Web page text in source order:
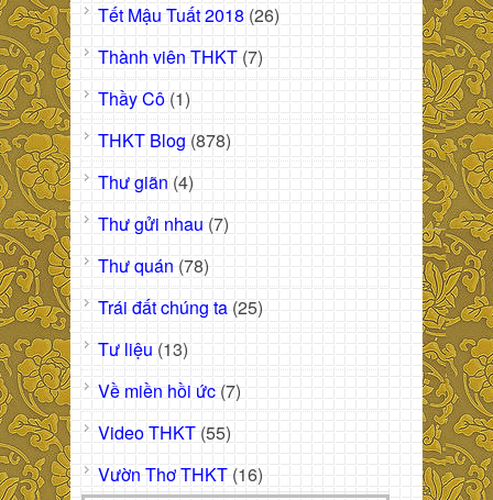
Tết Mậu Tuất 2018 (26)
Thành viên THKT (7)
Thầy Cô (1)
THKT Blog (878)
Thư giãn (4)
Thư gửi nhau (7)
Thư quán (78)
Trái đất chúng ta (25)
Tư liệu (13)
Về miền hồi ức (7)
Video THKT (55)
Vườn Thơ THKT (16)